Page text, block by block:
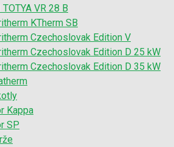
VR 28 B
KTherm SB
Czechoslovak Edition V
Czechoslovak Edition D 25 kW
Czechoslovak Edition D 35 kW
Kappa
SP